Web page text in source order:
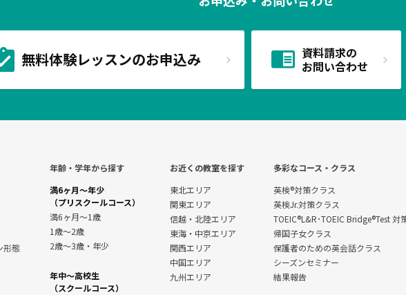
無料体験レッスンのお申込み
資料請求の
お問い合わせ
形態
年齢・学年から探す
満6ヶ月～年少
（プリスクールコース）
満6ヶ月～1歳
1歳～2歳
2歳～3歳・年少
年中～高校生
（スクールコース）
お近くの教室を探す
東北エリア
関東エリア
信越・北陸エリア
東海・中京エリア
関西エリア
中国エリア
九州エリア
多彩なコース・クラス
英検®対策クラス
英検Jr.対策クラス
TOEIC®L&R･TOEIC Bridge®Test 対
帰国子女クラス
保護者のための英会話クラス
シーズンセミナー
結果報告